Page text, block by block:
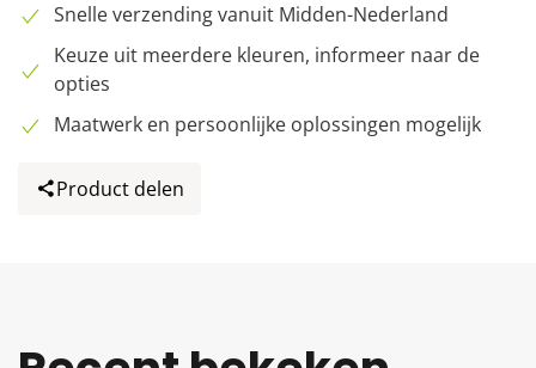
Snelle verzending vanuit Midden-Nederland
Keuze uit meerdere kleuren, informeer naar de
opties
Maatwerk en persoonlijke oplossingen mogelijk
Product delen